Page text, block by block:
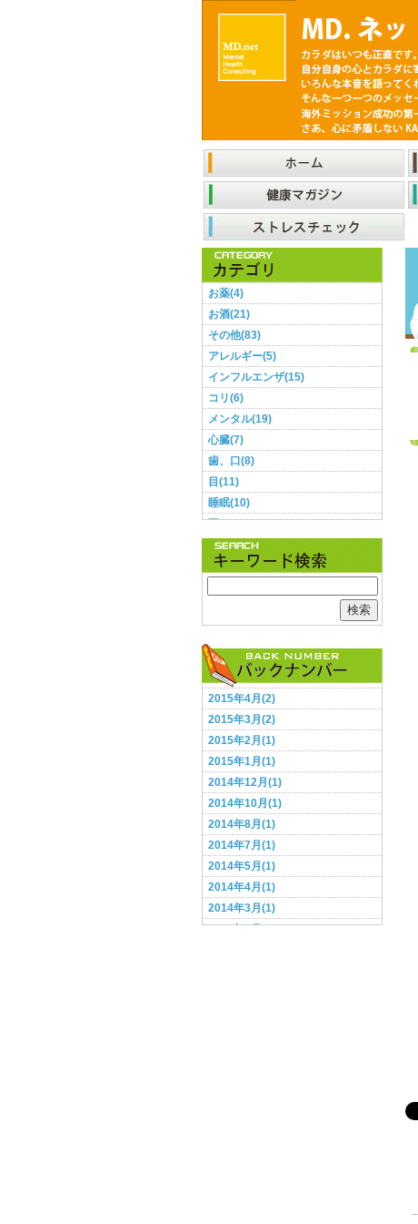
お薬(4)
お酒(21)
その他(83)
アレルギー(5)
インフルエンザ(15)
コリ(6)
メンタル(19)
心臓(7)
歯、口(8)
目(11)
睡眠(10)
耳(3)
肌(9)
肺(2)
脳(12)
腰(5)
血圧(8)
足(5)
頭(13)
食事(28)
鼻(2)
検索
2015年4月(2)
2015年3月(2)
2015年2月(1)
2015年1月(1)
2014年12月(1)
2014年10月(1)
2014年8月(1)
2014年7月(1)
2014年5月(1)
2014年4月(1)
2014年3月(1)
2014年2月(1)